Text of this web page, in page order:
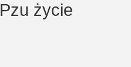
Pzu życie